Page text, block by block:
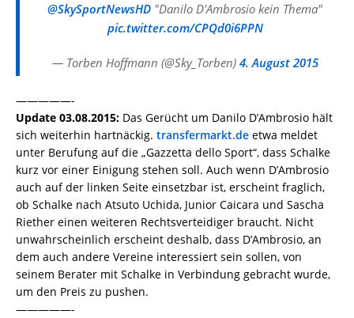
@SkySportNewsHD "Danilo D'Ambrosio kein Thema"
pic.twitter.com/CPQd0i6PPN
— Torben Hoffmann (@Sky_Torben) 4. August 2015
—————-
Update 03.08.2015: Das Gerücht um Danilo D’Ambrosio hält
sich weiterhin hartnäckig. transfermarkt.de etwa meldet
unter Berufung auf die „Gazzetta dello Sport“, dass Schalke
kurz vor einer Einigung stehen soll. Auch wenn D’Ambrosio
auch auf der linken Seite einsetzbar ist, erscheint fraglich,
ob Schalke nach Atsuto Uchida, Junior Caicara und Sascha
Riether einen weiteren Rechtsverteidiger braucht. Nicht
unwahrscheinlich erscheint deshalb, dass D’Ambrosio, an
dem auch andere Vereine interessiert sein sollen, von
seinem Berater mit Schalke in Verbindung gebracht wurde,
um den Preis zu pushen.
—————-